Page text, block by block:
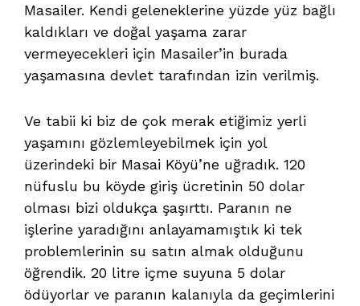
Masailer. Kendi geleneklerine yüzde yüz bağlı
kaldıkları ve doğal yaşama zarar
vermeyecekleri için Masailer’in burada
yaşamasına devlet tarafından izin verilmiş.
Ve tabii ki biz de çok merak etiğimiz yerli
yaşamını gözlemleyebilmek için yol
üzerindeki bir Masai Köyü’ne uğradık. 120
nüfuslu bu köyde giriş ücretinin 50 dolar
olması bizi oldukça şaşırttı. Paranın ne
işlerine yaradığını anlayamamıştık ki tek
problemlerinin su satın almak olduğunu
öğrendik. 20 litre içme suyuna 5 dolar
ödüyorlar ve paranın kalanıyla da geçimlerini